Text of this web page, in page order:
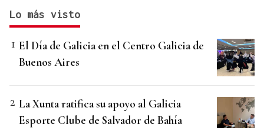
Lo más visto
El Día de Galicia en el Centro Galicia de
Buenos Aires
La Xunta ratifica su apoyo al Galicia
Esporte Clube de Salvador de Bahía